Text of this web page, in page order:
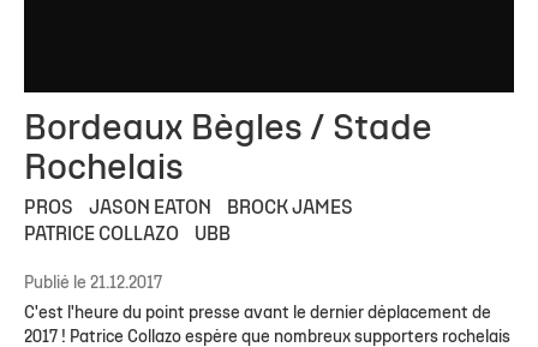
Bordeaux Bègles / Stade
Rochelais
PROS JASON EATON
BROCK JAMES
PATRICE COLLAZO
UBB
Publié le 21.12.2017
C'est l'heure du point presse avant le dernier déplacement de
2017 ! Patrice Collazo espère que nombreux supporters rochelais